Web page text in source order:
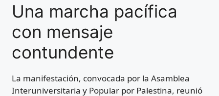
Una marcha pacífica
con mensaje
contundente
La manifestación, convocada por la Asamblea
Interuniversitaria y Popular por Palestina, reunió